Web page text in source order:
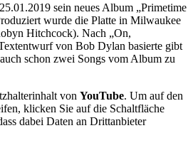
sein neues Album „Primetime
wurde die Platte in Milwaukee
Hitchcock). Nach „On,
von Bob Dylan basierte gibt
schon zwei Songs vom Album zu
von YouTube. Um auf den
klicken Sie auf die Schaltfläche
dabei Daten an Drittanbieter